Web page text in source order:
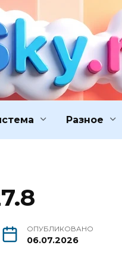
Разное
ОПУБЛИКОВАНО
06.07.2026